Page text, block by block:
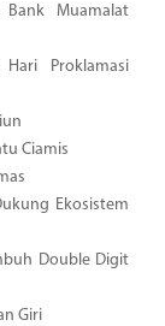
Bank Muamalat
Proklamasi
Ciamis
Ekosistem
Double Digit
Giri